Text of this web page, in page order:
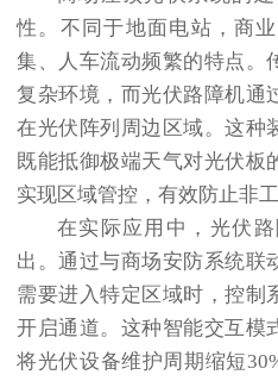
性。不同于地面电站，商
集、人车流动频繁的特点。
复杂环境，而光伏路障机通
在光伏阵列周边区域。这种
既能抵御极端天气对光伏板
实现区域管控，有效防止非
在实际应用中，光伏
出。通过与商场安防系统联
需要进入特定区域时，控制
开启通道。这种智能交互模
将光伏设备维护周期缩短